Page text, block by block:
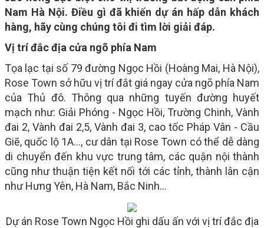
Nam Hà Nội. Điều gì đã khiến dự án hấp dẫn khách
hàng, hãy cùng chúng tôi đi tìm lời giải đáp.
Vị trí đắc địa cửa ngõ phía Nam
Tọa lạc tại số 79 đường Ngọc Hồi (Hoàng Mai, Hà Nội),
Rose Town sở hữu vị trí đắt giá ngay cửa ngõ phía Nam
của Thủ đô. Thông qua những tuyến đường huyết
mạch như: Giải Phóng - Ngọc Hồi, Trường Chinh, Vành
đai 2, Vành đai 2,5, Vành đai 3, cao tốc Pháp Vân - Cầu
Giẽ, quốc lộ 1A..., cư dân tại Rose Town có thể dễ dàng
di chuyển đến khu vực trung tâm, các quận nội thành
cũng như thuận tiện kết nối tới các tỉnh, thành lân cận
như Hưng Yên, Hà Nam, Bắc Ninh…
Dự án Rose Town Ngọc Hồi ghi dấu ấn với vị trí đắc địa